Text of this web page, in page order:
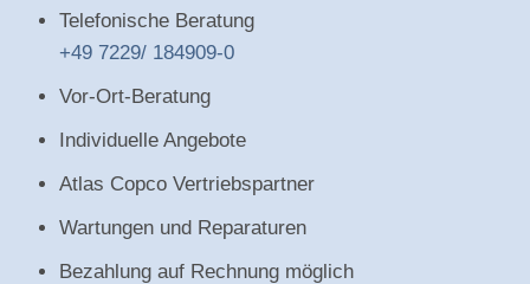
Telefonische Beratung
+49 7229/ 184909-0
Vor-Ort-Beratung
Individuelle Angebote
Atlas Copco Vertriebspartner
Wartungen und Reparaturen
Bezahlung auf Rechnung möglich